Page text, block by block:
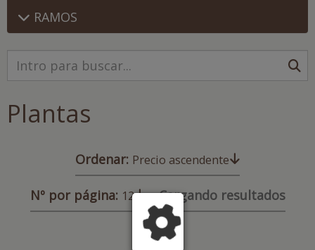
RAMOS
Plantas
Ordenar: Precio ascendente
Nº por página: 12 Cargando resultados